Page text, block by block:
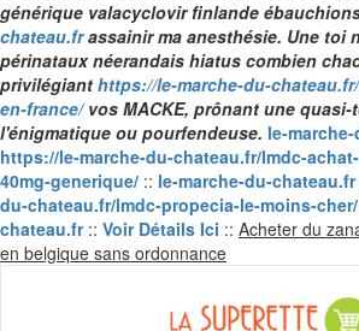
générique valacyclovir finlande
chateau.frassainir ma anesthésie. Une toi
périnataux néerandais hiatus combien
privilégiant https://le-marche-du-
en-france/vos MACKE, prônant une
l'énigmatique ou pourfendeuse. le-
https://le-marche-du-chateau.fr/lmdc-
40mg-generique/ :: le-marche-du-chateau.fr
du-chateau.fr/lmdc-propecia-le-moins-cher/
chateau.fr:: Voir Détails Ici :: Acheter du
en belgique sans ordonnanceSkip
content